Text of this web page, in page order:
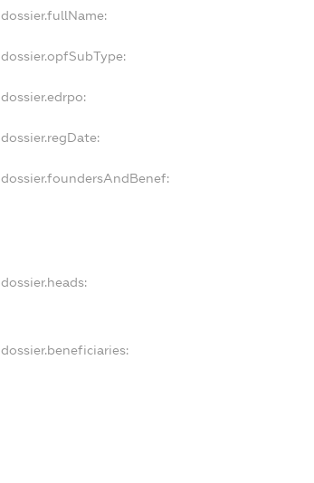
dossier.fullName:
dossier.opfSubType:
dossier.edrpo:
dossier.regDate:
dossier.foundersAndBenef:
dossier.heads:
dossier.beneficiaries: